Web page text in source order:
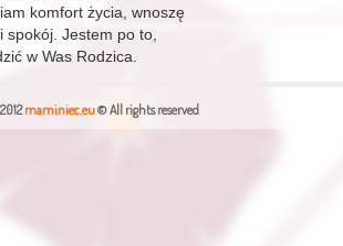
komfort życia, wnoszę
spokój. Jestem po to,
w Was Rodzica.
maminiec.eu© All rights reserved